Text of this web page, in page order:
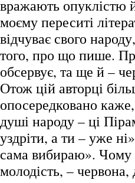
вражають опуклістю
моєму переситі
відчуває свого
того, про що пише.
обсервує, та ще й –
Отож цій авторці
опосередковано
душі народу – ці
уздріти, а ти – уже
сама вибираю». Чому
молодість, –